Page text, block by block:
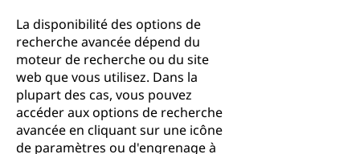
La disponibilité des options de
recherche avancée dépend du
moteur de recherche ou du site
web que vous utilisez. Dans la
plupart des cas, vous pouvez
accéder aux options de recherche
avancée en cliquant sur une icône
de paramètres ou d'engrenage à